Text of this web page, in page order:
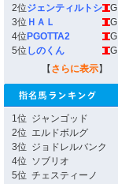
2位ジェンティルトシ
GI
3位 ＨＡＬ
GI
4位 PGOTTA2
GI
5位 しのくん
GI
【 さらに表示】
1位 ジャンゴッド
2位 エルドボルグ
3位 ジョドレルバンク
4位 ソブリオ
5位 チェスティーノ